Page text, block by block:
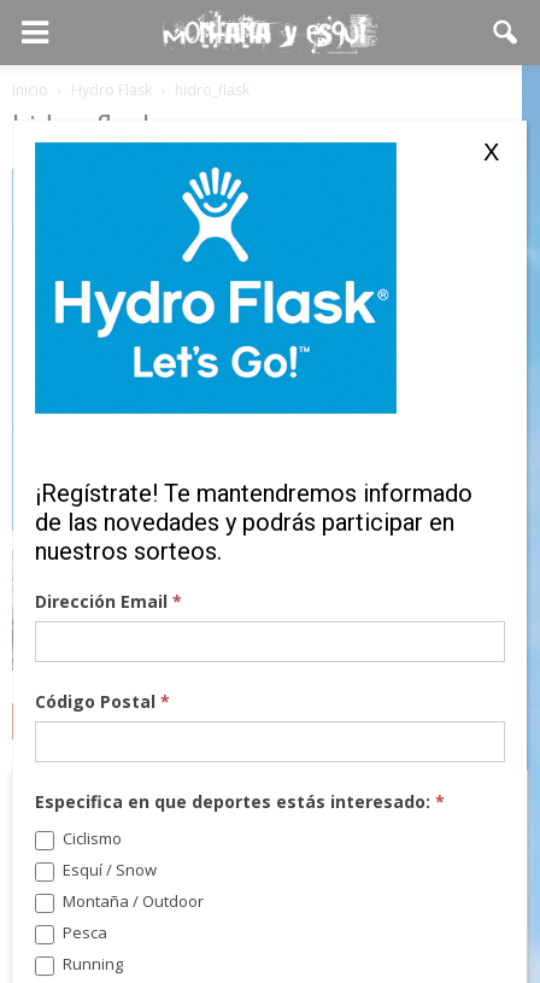
Inicio Hydro Flask hidro_flask
hidro_flask
MARCAS
¡Regístrate! Te mantendremos informado
de las novedades y podrás participar en
nuestros sorteos.
Dirección Email*
Código Postal*
Especifica en que deportes estás interesado:*
Ciclismo
Esquí / Snow
Montaña / Outdoor
Pesca
Running
X